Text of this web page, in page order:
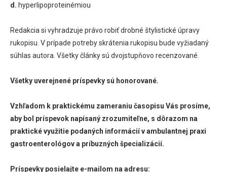
d. hyperlipoproteinémiou
Redakcia si vyhradzuje právo robiť drobné štylistické úpravy
rukopisu. V prípade potreby skrátenia rukopisu bude vyžiadaný
súhlas autora. Všetky články sú dvojstupňovo recenzované.
Všetky uverejnené príspevky sú honorované.
Vzhľadom k praktickému zameraniu časopisu Vás prosíme,
aby bol príspevok napísaný zrozumiteľne, s dôrazom na
praktické využitie podaných informácií v ambulantnej praxi
gastroenterológov a príbuzných špecializácií.
Príspevky posielajte e-mailom na adresu: